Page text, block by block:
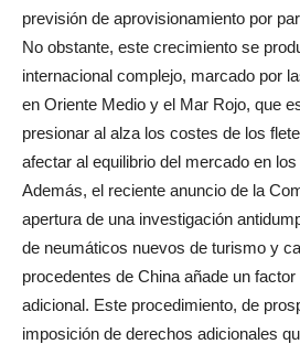
previsión de aprovisionamiento por
No obstante, este crecimiento se
internacional complejo, marcado por
en Oriente Medio y el Mar Rojo, que
presionar al alza los costes de los
afectar al equilibrio del mercado en
Además, el reciente anuncio de la
apertura de una investigación
de neumáticos nuevos de turismo y
procedentes de China añade un
adicional. Este procedimiento, de
imposición de derechos adicionales